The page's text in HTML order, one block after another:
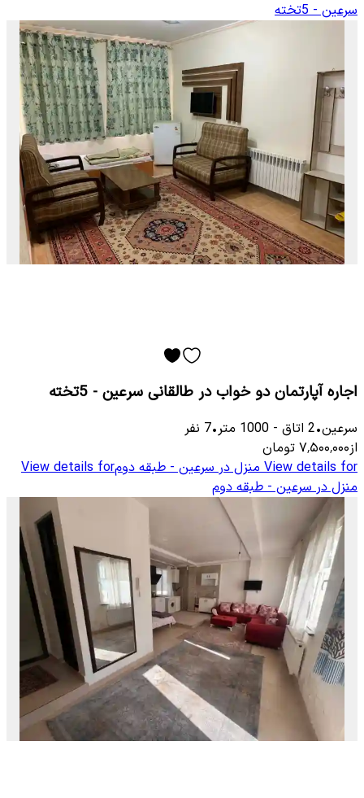
سرعین - 5تخته
اجاره آپارتمان دو خواب در طالقانی سرعین - 5تخته
سرعین•
2 اتاق -
1000 متر•
7 نفر
از۷٬۵۰۰٬۰۰۰ تومان
View details for منزل در سرعین - طبقه دومView details for
منزل در سرعین - طبقه دوم